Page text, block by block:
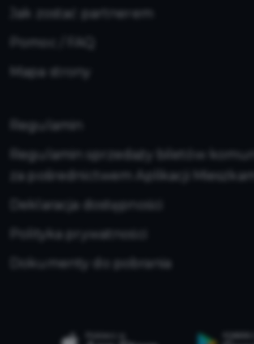
Jak zostać partnerem
Mapa strony
Regulamin
Regulamin sprzedaży biletów
za pośrednictwem Aplikacji
Deklaracja dostępności
Polityka prywatności
Dokumenty do pobrania